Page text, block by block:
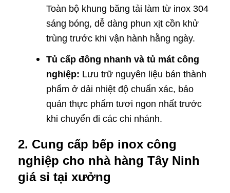
Toàn bộ khung băng tải làm từ inox 304
sáng bóng, dễ dàng phun xịt cồn khử
trùng trước khi vận hành hằng ngày.
Tủ cấp đông nhanh và tủ mát công
nghiệp: Lưu trữ nguyên liệu bán thành
phẩm ở dải nhiệt độ chuẩn xác, bảo
quản thực phẩm tươi ngon nhất trước
khi chuyển đi các chi nhánh.
2. Cung cấp bếp inox công
nghiệp cho nhà hàng Tây Ninh
giá sỉ tại xưởng